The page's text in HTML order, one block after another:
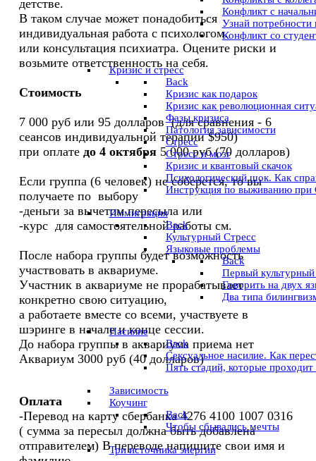
Конфликт с
Узнай потребности
Конфликт со
Кризис и стресс
Back
Кризис как подарок
Кризис как революционная
Фазы кризиса
Патология зависимости
Стресс
Стресс и мозг
Кризис и квантовый скачок
Психологический шок. Как
Инструкция по выживанию при
Иммиграция
Back
Культурный Стресс
Языковые проблемы
Back
Первый
Говорить на двух
Два типа
Насилие
Back
Сексуальное насилие. Как
Пять стадий, которые
Зависимость
Коучинг
Back
Чтобы сбывались мечты
Три источника энергии
детстве.
В таком случае может понадобиться
индивидуальная работа с психологом.
или консультация психиатра. Оцените риски и
возьмите ответственность на себя.
Стоимость
7 000 руб или 95 долларов (для сравнения - 6
сеансов индивидуальной терапии $950)
при оплате до 4 октября 5 000 руб (70 долларов)
Если группа (6 человек) не соберется, то вы
получаете по выбору
-деньги за вычетом пересыла или
-курс для самостоятельной работы см.
После набора группы будет возможность
участвовать в аквариуме.
Участник в аквариуме не прорабатывает
конкретно свою ситуацию,
а работаете вместе со всеми, участвуете в
шэринге в начале и конце сессии.
До набора группы в аквариума приема нет
Аквариум 3000 руб (40 долларов)
Оплата
-Перевод на карту сбербанка 4276 4100 1007 0316
( сумма за пересыл должна быть добавлена
отправителем) В переводе напишите свои имя и